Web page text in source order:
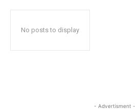
No posts to display
- Advertisment -